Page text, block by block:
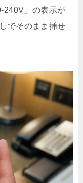
240V」の表示が
でそのまま挿せ